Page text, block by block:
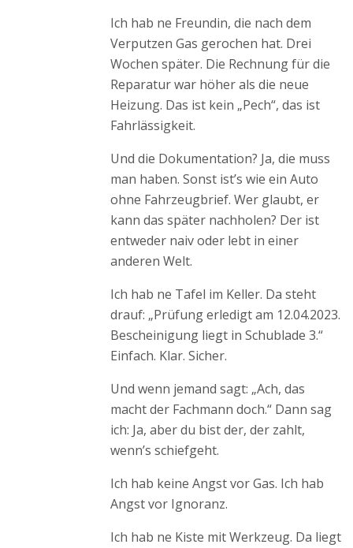
Ich hab ne Freundin, die nach dem
Verputzen Gas gerochen hat. Drei
Wochen später. Die Rechnung für die
Reparatur war höher als die neue
Heizung. Das ist kein „Pech“, das ist
Fahrlässigkeit.
Und die Dokumentation? Ja, die muss
man haben. Sonst ist’s wie ein Auto
ohne Fahrzeugbrief. Wer glaubt, er
kann das später nachholen? Der ist
entweder naiv oder lebt in einer
anderen Welt.
Ich hab ne Tafel im Keller. Da steht
drauf: „Prüfung erledigt am 12.04.2023.
Bescheinigung liegt in Schublade 3.“
Einfach. Klar. Sicher.
Und wenn jemand sagt: „Ach, das
macht der Fachmann doch.“ Dann sag
ich: Ja, aber du bist der, der zahlt,
wenn’s schiefgeht.
Ich hab keine Angst vor Gas. Ich hab
Angst vor Ignoranz.
Ich hab ne Kiste mit Werkzeug. Da liegt